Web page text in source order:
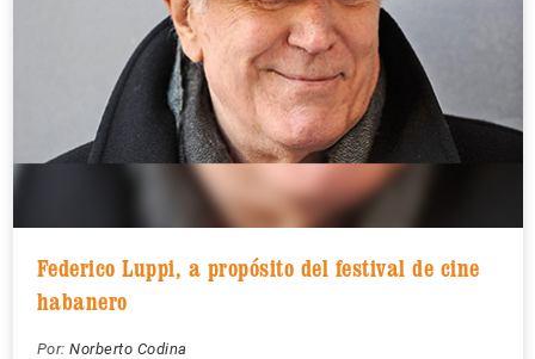
Federico Luppi, a propósito del festival de cine
habanero
Por: Norberto Codina